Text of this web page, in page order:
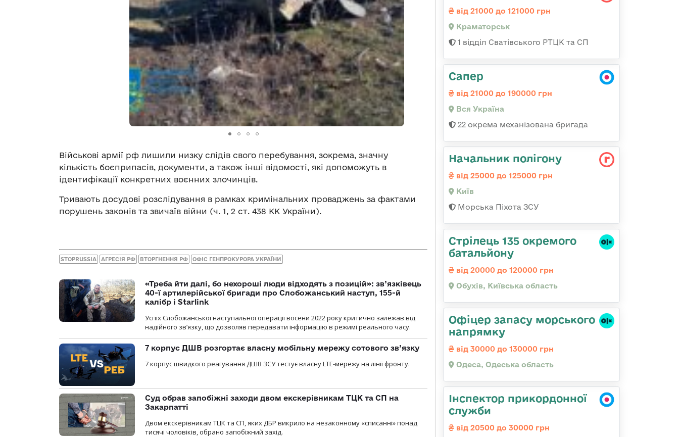
Військові армії рф лишили низку слідів свого перебування, зокрема, значну
кількість боєприпасів, документи, а також інші відомості, які допоможуть в
ідентифікації конкретних воєнних злочинців.
Тривають досудові розслідування в рамках кримінальних проваджень за фактами
порушень законів та звичаїв війни (ч. 1, 2 ст. 438 КК України).
STOPRUSSIA АГРЕСІЯ РФ ВТОРГНЕННЯ РФ ОФІС ГЕНПРОКУРОРА УКРАЇНИ
«Треба йти далі, бо нехороші люди відходять з позицій»: зв’язківець
40-ї артилерійської бригади про Слобожанський наступ, 155-й
калібр і Starlink
Успіх Слобожанської наступальної операції восени 2022 року критично залежав від
надійного зв’язку, що дозволяв передавати інформацію в режимі реального часу.
7 корпус ДШВ розгортає власну мобільну мережу сотового зв’язку
7 корпус швидкого реагування ДШВ ЗСУ тестує власну LTE-мережу на лінії фронту.
Суд обрав запобіжні заходи двом екскерівникам ТЦК та СП на
Закарпатті
Двом екскерівникам ТЦК та СП, яких ДБР викрило на незаконному «списанні» понад
тисячі чоловіків, обрано запобіжний захід.
від 21000 до 121000 грн
Краматорськ
1 відділ Сватівського РТЦК та СП
Сапер
від 21000 до 190000 грн
Вся Україна
22 окрема механізована бригада
Начальник полігону
від 25000 до 125000 грн
Київ
Морська Піхота ЗСУ
Стрілець 135 окремого
батальйону
від 20000 до 120000 грн
Обухів, Київська область
Офіцер запасу морського
напрямку
від 30000 до 130000 грн
Одеса, Одеська область
Інспектор прикордонної
служби
від 20500 до 30000 грн